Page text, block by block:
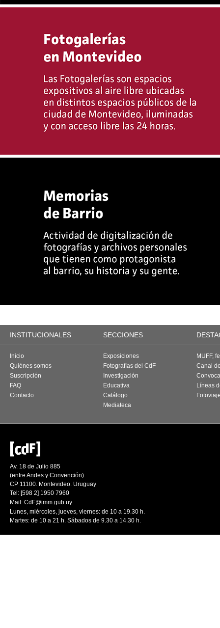
INSTITUCIONALES SECCIONES
Inicio
Quiénes somos
Suscripción
FAQ
Contacto
Exposiciones
Fotografías del CdF
Investigación
Educativa
Catálogo
Mediateca
MUFF,
Canal
Líneas
Av. 18 de Julio 885
(entre Andes y Convención)
CP 11100. Montevideo. Uruguay
Tel: [598 2] 1950 7960
Mail: CdF@imm.gub.uy
Lunes, miércoles, jueves, viernes: de 10 a 19.30 h.
Martes: de 10 a 21 h. Sábados de 9.30 a 14.30 h.